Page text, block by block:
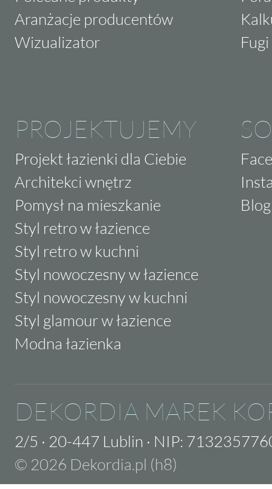
Aranżacje producentów
Wizualizator
PROJEKTUJEMY
Projekt łazienki dla Ciebie
Architekci wnętrz
Pomysł na mieszkanie
Styl retro w łazience
Styl retro w kuchni
Styl nowoczesny w łazience
Styl nowoczesny w kuchni
Styl glamour w łazience
Modna łazienka
Blog
DEKORDIA MAREK
2/5 · 20-447 Lublin · NIP:
© 2026 Dekordia.pl (h8)